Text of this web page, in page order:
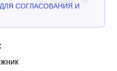
СОГЛАСОВАНИЯ И